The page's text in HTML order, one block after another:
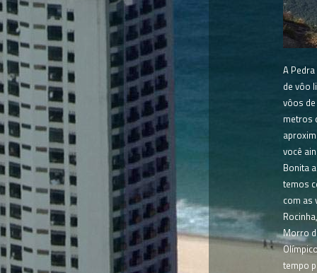
A
de vôo
vôos
metros
você
Bonita
temos
com as
Morro
tempo